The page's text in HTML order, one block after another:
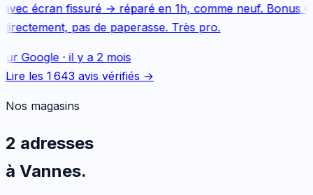
écran fissuré → réparé en 1h, comme neuf. Bonus
pas de paperasse. Très pro.
Google· il y a 2 mois
Lire les 1 643 avis vérifiés →
Nos magasins
2 adresses
à Vannes.